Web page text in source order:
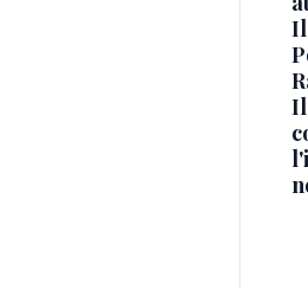
Il
Il